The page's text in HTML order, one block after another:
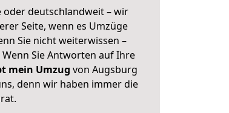
oder deutschlandweit – wir
Seite, wenn es Umzüge
Sie nicht weiterwissen –
Sie Antworten auf Ihre
mein Umzug von Augsburg
denn wir haben immer die